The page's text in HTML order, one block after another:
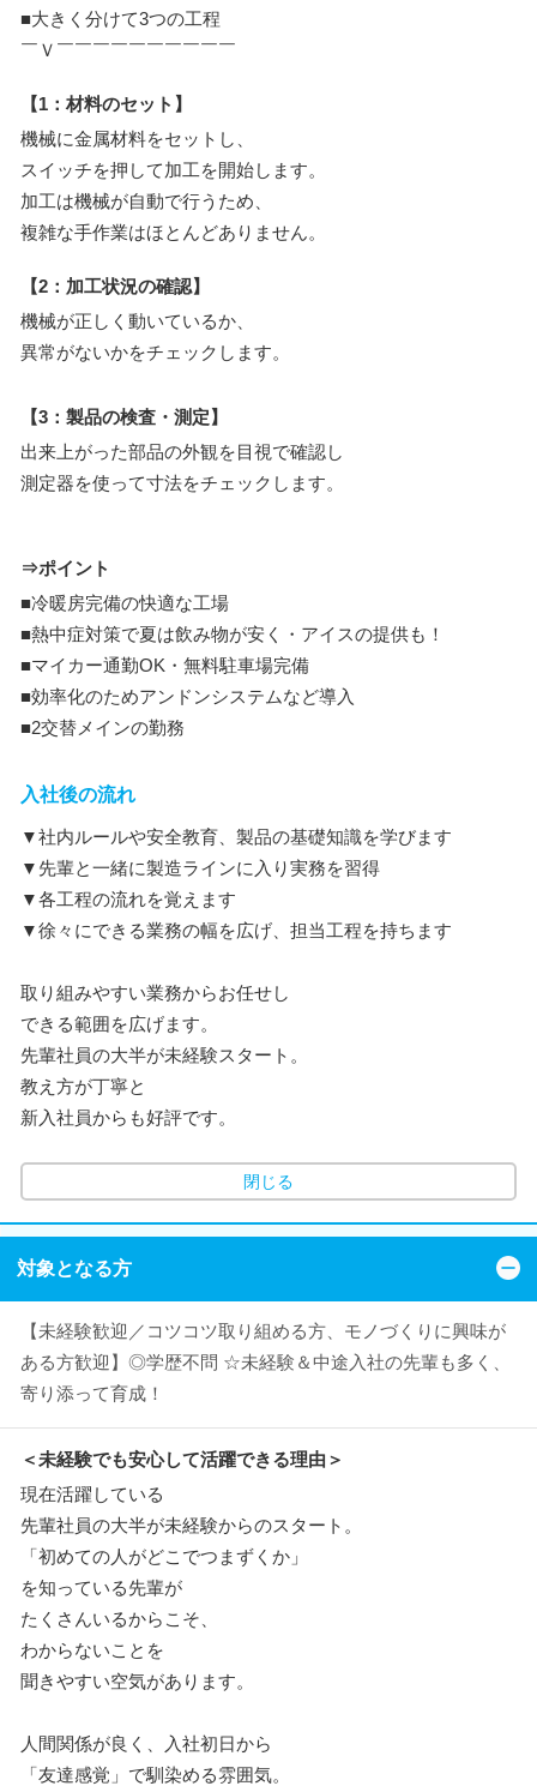
■大きく分けて3つの工程
￣Ｖ￣￣￣￣￣￣￣￣￣￣
【1：材料のセット】
機械に金属材料をセットし、
スイッチを押して加工を開始します。
加工は機械が自動で行うため、
複雑な手作業はほとんどありません。
【2：加工状況の確認】
機械が正しく動いているか、
異常がないかをチェックします。
【3：製品の検査・測定】
出来上がった部品の外観を目視で確認し
測定器を使って寸法をチェックします。
⇒ポイント
■冷暖房完備の快適な工場
■熱中症対策で夏は飲み物が安く・アイスの提供も！
■マイカー通勤OK・無料駐車場完備
■効率化のためアンドンシステムなど導入
■2交替メインの勤務
入社後の流れ
▼社内ルールや安全教育、製品の基礎知識を学びます
▼先輩と一緒に製造ラインに入り実務を習得
▼各工程の流れを覚えます
▼徐々にできる業務の幅を広げ、担当工程を持ちます
取り組みやすい業務からお任せし
できる範囲を広げます。
先輩社員の大半が未経験スタート。
教え方が丁寧と
新入社員からも好評です。
閉じる
対象となる方
【未経験歓迎／コツコツ取り組める方、モノづくりに興味が
ある方歓迎】◎学歴不問 ☆未経験＆中途入社の先輩も多く、
寄り添って育成！
＜未経験でも安心して活躍できる理由＞
現在活躍している
先輩社員の大半が未経験からのスタート。
「初めての人がどこでつまずくか」
を知っている先輩が
たくさんいるからこそ、
わからないことを
聞きやすい空気があります。
人間関係が良く、入社初日から
「友達感覚」で馴染める雰囲気。